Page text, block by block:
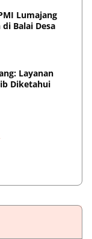
Lumajang
Balai Desa
Layanan
Diketahui